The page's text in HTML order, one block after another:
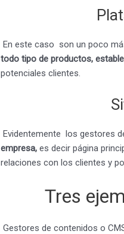
En este caso son un poco
todo tipo de productos,
potenciales clientes.
Evidentemente los gestores
empresa,es decir página
relaciones con los clientes y
Tres
Gestores de contenidos o